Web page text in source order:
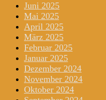
Juni 2025
Mai 2025
April 2025
März 2025
Februar 2025
Januar 2025
Dezember 2024
November 2024
Oktober 2024